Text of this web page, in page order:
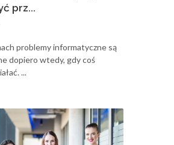
prz...
problemy informatyczne są
dopiero wtedy, gdy coś
...